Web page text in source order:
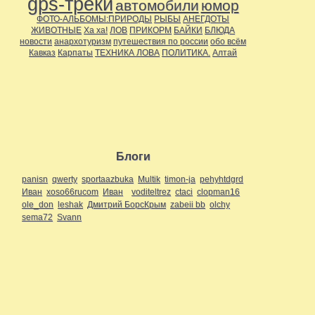
gps-треки автомобили юмор
ФОТО-АЛЬБОМЫ:ПРИРОДЫ РЫБЫ АНЕГДОТЫ
ЖИВОТНЫЕ Ха ха! ЛОВ ПРИКОРМ БАЙКИ БЛЮДА
новости анархотуризм путешествия по россии обо всём
Кавказ Карпаты ТЕХНИКА ЛОВА ПОЛИТИКА. Алтай
Блоги
panisn qwerty sportaazbuka Multik timon-ja pehyhtdgrd
Иван xoso66rucom Иван voditeltrez ctaci clopman16
ole_don leshak Дмитрий БорсКрым zabeii bb olchy
sema72 Svann